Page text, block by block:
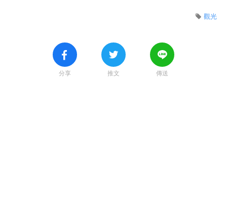
觀光
分享 推文 傳送